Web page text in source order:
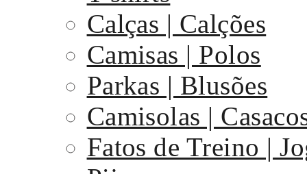
Calças | Calções
Camisas | Polos
Parkas | Blusões
Camisolas |
Fatos de Treino |